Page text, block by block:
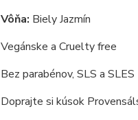
Vôňa: Biely Jazmín
Vegánske a Cruelty free
Bez parabénov, SLS a SLES
Doprajte si kúsok